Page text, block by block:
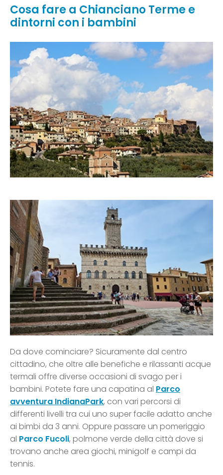
Cosa fare a Chianciano Terme e
dintorni con i bambini
Da dove cominciare? Sicuramente dal centro
cittadino, che oltre alle benefiche e rilassanti acque
termali offre diverse occasioni di svago per i
bambini. Potete fare una capatina al Parco
avventura IndianaPark, con vari percorsi di
differenti livelli tra cui uno super facile adatto anche
ai bimbi da 3 anni. Oppure passare un pomeriggio
al Parco Fucoli, polmone verde della città dove si
trovano anche area giochi, minigolf e campi da
tennis.